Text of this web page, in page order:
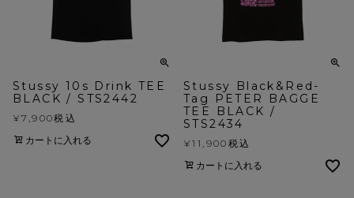
Stussy 10s Drink TEE
BLACK / STS2442
¥7,900税込
カートに入れる
Stussy Black&Red-
Tag PETER BAGGE
TEE BLACK /
STS2434
¥11,900 税込
カートに入れる